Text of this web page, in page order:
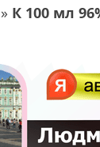
» К 100 мл